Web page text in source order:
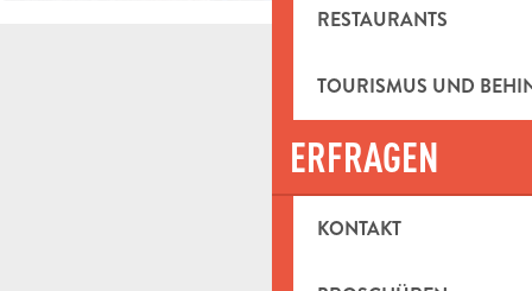
RESTAURANTS
TOURISMUS UND
ERFRAGEN
KONTAKT